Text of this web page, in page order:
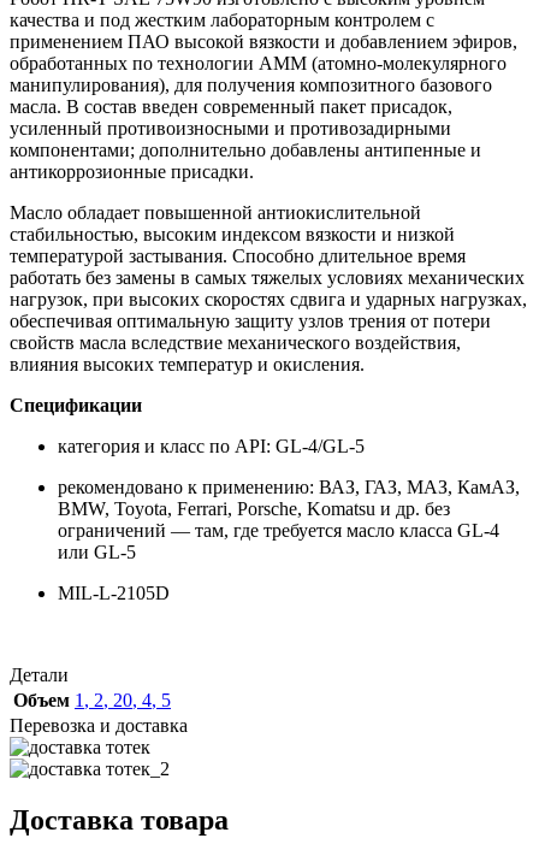
качества и под жестким лабораторным контролем с
применением ПАО высокой вязкости и добавлением эфиров,
обработанных по технологии АММ (атомно-молекулярного
манипулирования), для получения композитного базового
масла. В состав введен современный пакет присадок,
усиленный противоизносными и противозадирными
компонентами; дополнительно добавлены антипенные и
антикоррозионные присадки.
Масло обладает повышенной антиокислительной
стабильностью, высоким индексом вязкости и низкой
температурой застывания. Способно длительное время
работать без замены в самых тяжелых условиях механических
нагрузок, при высоких скоростях сдвига и ударных нагрузках,
обеспечивая оптимальную защиту узлов трения от потери
свойств масла вследствие механического воздействия,
влияния высоких температур и окисления.
Спецификации
категория и класс по API: GL-4/GL-5
рекомендовано к применению: ВАЗ, ГАЗ, МАЗ, КамАЗ,
BMW, Toyota, Ferrari, Porsche, Komatsu и др. без
ограничений — там, где требуется масло класса GL-4
или GL-5
MIL-L-2105D
Детали
Объем 1 , 2, 20, 4, 5
Перевозка и доставка
Доставка товара